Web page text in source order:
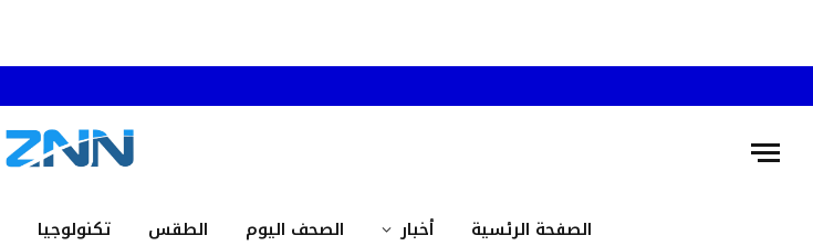
الصفحة الرئسية أخبار الصحف اليوم الطقس تكنولوجيا